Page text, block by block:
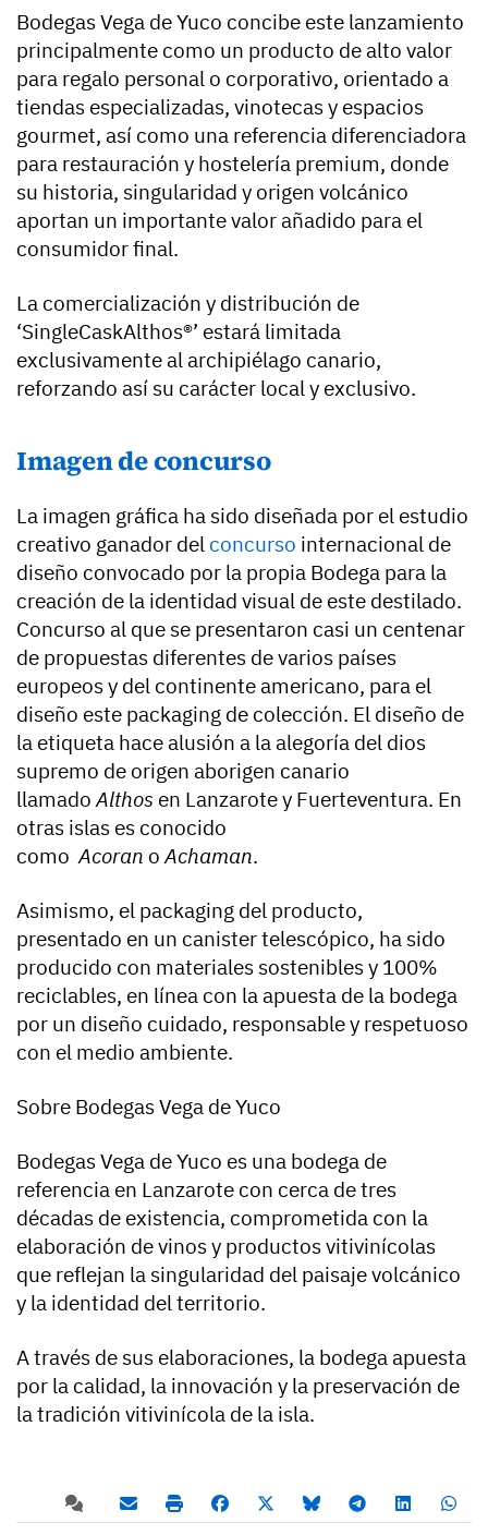
Bodegas Vega de Yuco concibe este lanzamiento
principalmente como un producto de alto valor
para regalo personal o corporativo, orientado a
tiendas especializadas, vinotecas y espacios
gourmet, así como una referencia diferenciadora
para restauración y hostelería premium, donde
su historia, singularidad y origen volcánico
aportan un importante valor añadido para el
consumidor final.
La comercialización y distribución de
‘SingleCaskAlthos®’ estará limitada
exclusivamente al archipiélago canario,
reforzando así su carácter local y exclusivo.
Imagen de concurso
La imagen gráfica ha sido diseñada por el estudio
creativo ganador del concurso internacional de
diseño convocado por la propia Bodega para la
creación de la identidad visual de este destilado.
Concurso al que se presentaron casi un centenar
de propuestas diferentes de varios países
europeos y del continente americano, para el
diseño este packaging de colección. El diseño de
la etiqueta hace alusión a la alegoría del dios
supremo de origen aborigen canario
llamadoAlthos en Lanzarote y Fuerteventura. En
otras islas es conocido
comoAcoran oAchaman.
Asimismo, el packaging del producto,
presentado en un canister telescópico, ha sido
producido con materiales sostenibles y 100%
reciclables, en línea con la apuesta de la bodega
por un diseño cuidado, responsable y respetuoso
con el medio ambiente.
Sobre Bodegas Vega de Yuco
Bodegas Vega de Yuco es una bodega de
referencia en Lanzarote con cerca de tres
décadas de existencia, comprometida con la
elaboración de vinos y productos vitivinícolas
que reflejan la singularidad del paisaje volcánico
y la identidad del territorio.
A través de sus elaboraciones, la bodega apuesta
por la calidad, la innovación y la preservación de
la tradición vitivinícola de la isla.